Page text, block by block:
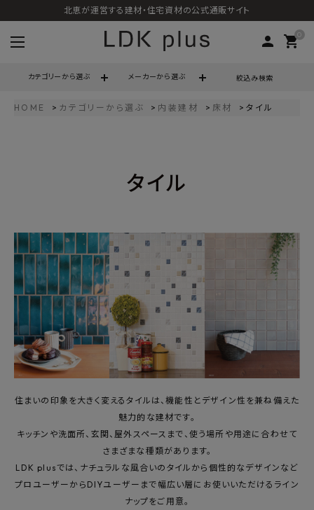
北恵が運営する建材・住宅資材の公式通販サイト
person 0
shopping_cart
カテゴリーから選ぶ メーカーから選ぶ 絞込み検索
ACCOUNT MENU
ようこそ ゲスト 様
meeting_room ログイン 会員登録
最近チェックした商品
FAX注文はこちらから
ご利用ガイド
HOME カテゴリーから選ぶ 内装建材 床材 タイル
タイル
住まいの印象を大きく変えるタイルは、機能性とデザイン性を兼ね備えた
魅力的な建材です。
キッチンや洗面所、玄関、屋外スペースまで、使う場所や用途に合わせて
さまざまな種類があります。
LDK plusでは、ナチュラルな風合いのタイルから個性的なデザインなど
プロユーザーからDIYユーザーまで幅広い層にお使いいただけるライン
ナップをご用意。